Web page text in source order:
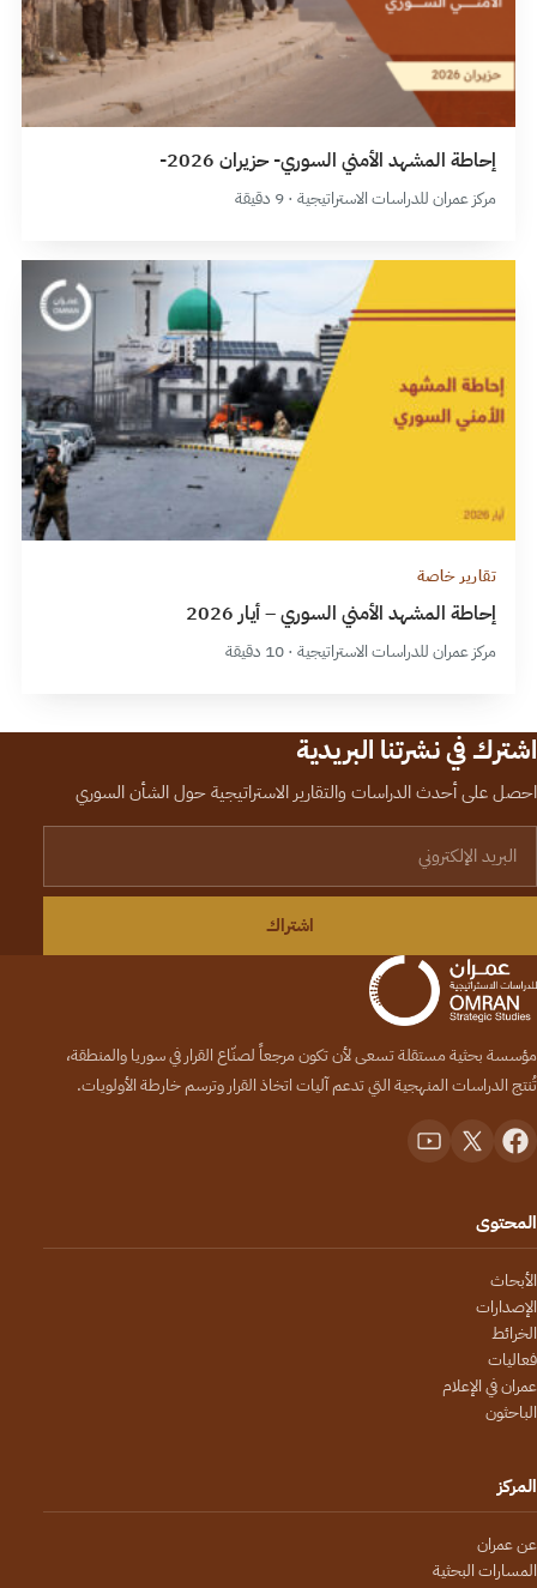
إحاطة المشهد الأمني السوري- حزيران 2026-
مركز عمران للدراسات الاستراتيجية · 9 دقيقة
تقارير خاصة
إحاطة المشهد الأمني السوري – أيار 2026
مركز عمران للدراسات الاستراتيجية · 10 دقيقة
اشترك في نشرتنا البريدية
احصل على أحدث الدراسات والتقارير الاستراتيجية حول الشأن السوري
اشتراك
مؤسسة بحثية مستقلة تسعى لأن تكون مرجعاً لصنّاع القرار في سوريا والمنطقة،
تُنتج الدراسات المنهجية التي تدعم آليات اتخاذ القرار وترسم خارطة الأولويات.
المحتوى
الأبحاث
الإصدارات
الخرائط
فعاليات
عمران في الإعلام
الباحثون
المركز
عن عمران
المسارات البحثية